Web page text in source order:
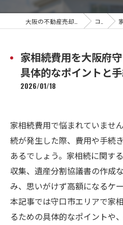
コラム 家
家相続費用を大阪府
具体的なポイントと
2026/01/18
家相続費用で悩まれていませ
続が発生した際、費用や手続
あるでしょう。家相続に関す
収集、遺産分割協議書の作成
み、思いがけず高額になるケ
本記事では守口市エリアで家
るための具体的なポイントや